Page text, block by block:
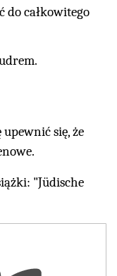
do całkowitego
się, że
"Jüdische